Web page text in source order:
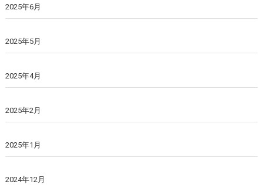
2025年6月
2025年5月
2025年4月
2025年2月
2025年1月
2024年12月